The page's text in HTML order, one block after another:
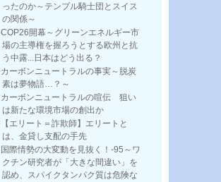
ったのか～テンプル騎士団とスイス
の関係～
COP26開幕～グリーンエネルギー市
場の主導権を握ろうとする欧州と抗
う中露...日本はどう出る？
カーボンニュートラルの事実～脱炭
素は夢物語…？～
カーボンニュートラルの喧伝 狙い
は新たな環境市場の創出か
【エリート＝詐欺師】エリートと
は、金貸し支配の手先
国際情勢の大変動を見抜く！-95～ワ
クチン研究者が「大きな間違い」を
認め、スパイクタンパク質は危険な